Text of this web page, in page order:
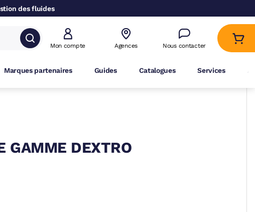
des fluides
Mon compte Agences Nous contacter
Marques partenaires Guides Catalogues Services
GAMME DEXTRO